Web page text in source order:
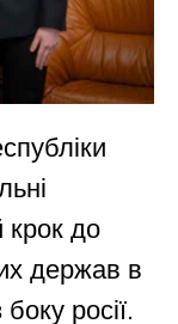
крок до
держав в
росії.